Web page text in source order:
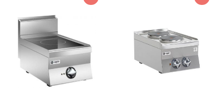
centreras på zonen. Marenos enheter är CE-
godkända och levereras med utförlig svensk manual.
Placering och säkerhet:
Enheten levereras som
golvmodell med justerbara ben ±40 mm. Spisen kan
även konsolupphängas (HT-system).
: Ugnsgaller, ugnsplåt, avställningskant 14
cm, spisräcke Ø4 cm, sidoavslutning med rundade
hörn, tappkran KV. Alla 70-enheter kan levereras